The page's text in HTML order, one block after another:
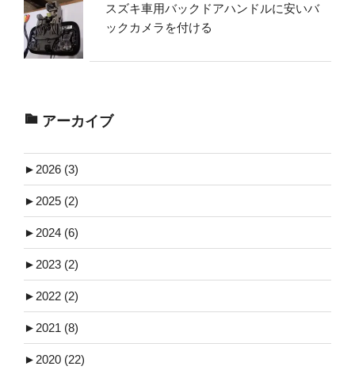
スズキ車用バックドアハンドルに安いバ
ックカメラを付ける
アーカイブ
► 2026 (3)
► 2025 (2)
► 2024 (6)
► 2023 (2)
► 2022 (2)
► 2021 (8)
► 2020 (22)